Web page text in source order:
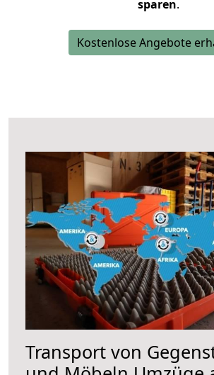
sparen.
Kostenlose Angebote
Transport von